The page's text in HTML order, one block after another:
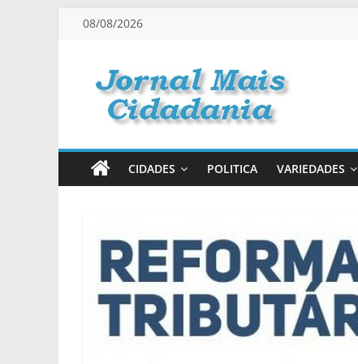
Pular
conteúdo
08/08/2026
Jornal
Mais
Cidadania
Informação
Medida
Certa!
CIDADES POLITICA VARIEDADES